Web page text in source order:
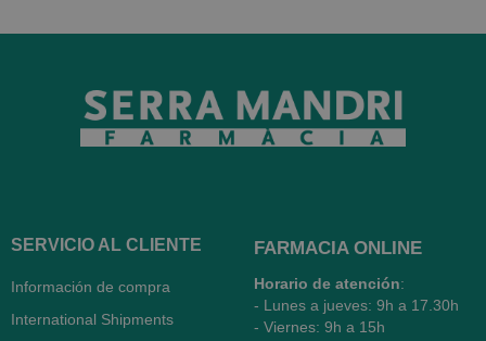
SERVICIO AL CLIENTE
Información de compra
International Shipments
FARMACIA ONLINE
Horario de atención:
- Lunes a jueves: 9h a 17.30h
- Viernes: 9h a 15h